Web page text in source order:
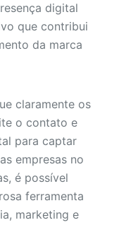
digital
que contribui
da marca
claramente os
o contato e
para captar
empresas no
é possível
ferramenta
marketing e